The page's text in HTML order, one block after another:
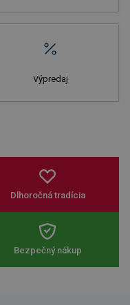
Výpredaj
Dlhoročná tradícia
Bezpečný nákup